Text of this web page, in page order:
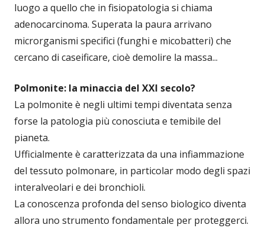
luogo a quello che in fisiopatologia si chiama
adenocarcinoma. Superata la paura arrivano
microrganismi specifici (funghi e micobatteri) che
cercano di caseificare, cioè demolire la massa...
Polmonite: la minaccia del XXI secolo?
La polmonite è negli ultimi tempi diventata senza
forse la patologia più conosciuta e temibile del
pianeta.
Ufficialmente è caratterizzata da una infiammazione
del tessuto polmonare, in particolar modo degli spazi
interalveolari e dei bronchioli.
La conoscenza profonda del senso biologico diventa
allora uno strumento fondamentale per proteggerci.